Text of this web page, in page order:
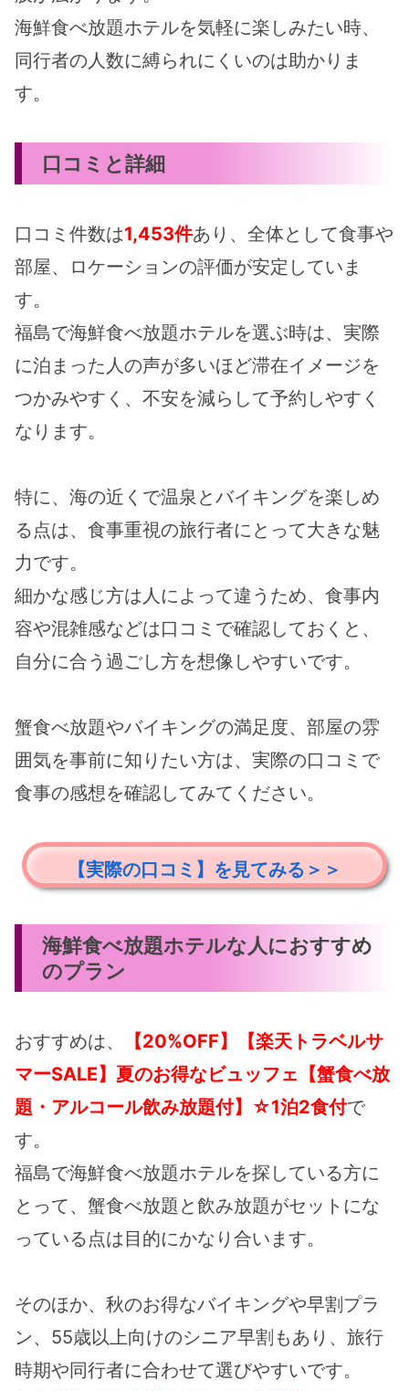
海鮮食べ放題ホテルを気軽に楽しみたい時、
同行者の人数に縛られにくいのは助かりま
す。
口コミと詳細
口コミ件数は1,453件あり、全体として食事や
部屋、ロケーションの評価が安定していま
す。
福島で海鮮食べ放題ホテルを選ぶ時は、実際
に泊まった人の声が多いほど滞在イメージを
つかみやすく、不安を減らして予約しやすく
なります。
特に、海の近くで温泉とバイキングを楽しめ
る点は、食事重視の旅行者にとって大きな魅
力です。
細かな感じ方は人によって違うため、食事内
容や混雑感などは口コミで確認しておくと、
自分に合う過ごし方を想像しやすいです。
蟹食べ放題やバイキングの満足度、部屋の雰
囲気を事前に知りたい方は、実際の口コミで
食事の感想を確認してみてください。
【実際の口コミ】を見てみる＞＞
海鮮食べ放題ホテルな人におすすめ
のプラン
おすすめは、
【20%OFF】【楽天トラベルサ
マーSALE】夏のお得なビュッフェ【蟹食べ放
題・アルコール飲み放題付】☆1泊2食付で
す。
福島で海鮮食べ放題ホテルを探している方に
とって、蟹食べ放題と飲み放題がセットにな
っている点は目的にかなり合います。
そのほか、秋のお得なバイキングや早割プラ
ン、55歳以上向けのシニア早割もあり、旅行
時期や同行者に合わせて選びやすいです。